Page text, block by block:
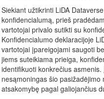
Siekiant užtikrinti LiDA
konfidencialumą, prieš
vartotojai privalo sutikti su
Konfidencialumo deklaracijoje
vartotojai įpareigojami saugoti
jiems suteikiama prieiga,
identifikuoti konkrečius
nesąmoningas šio
atsakomybę pagal galiojančius